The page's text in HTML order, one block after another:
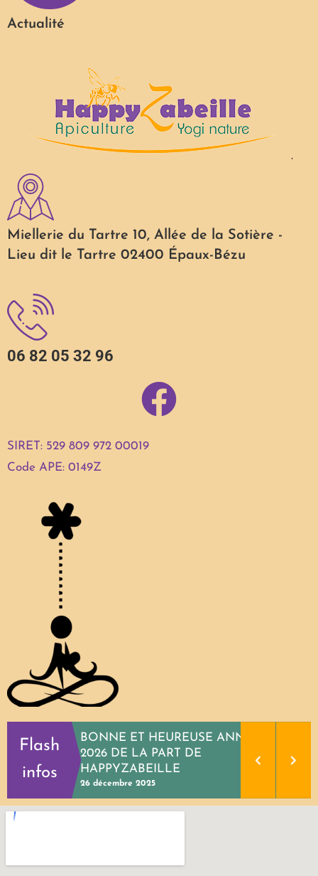
Actualité
Miellerie du Tartre 10, Allée de la Sotière -
Lieu dit le Tartre 02400 Épaux-Bézu
06 82 05 32 96
SIRET: 529 809 972 00019
Code APE: 0149Z
Flash
infos
BONNE ET HEUREUSE ANNEE
2026 DE LA PART DE
HAPPYZABEILLE
26 décembre 2025